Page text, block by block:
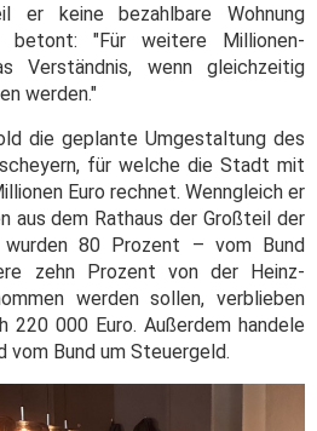
er keine bezahlbare Wohnung
betont: "Für weitere Millionen-
Verständnis, wenn gleichzeitig
werden."
die geplante Umgestaltung des
für welche die Stadt mit
Euro rechnet. Wenngleich er
aus dem Rathaus der Großteil der
wurden 80 Prozent – vom Bund
zehn Prozent von der Heinz-
werden sollen, verblieben
000 Euro. Außerdem handele
vom Bund um Steuergeld.